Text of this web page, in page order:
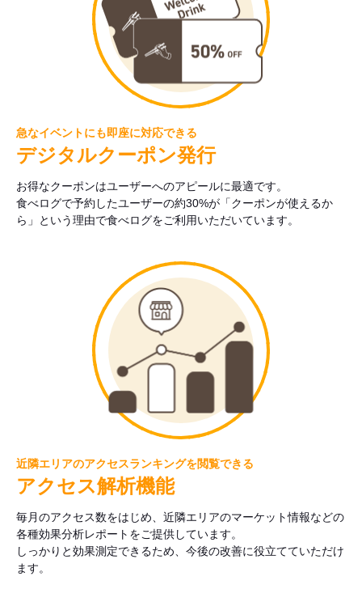
急なイベントにも即座に対応できる
デジタルクーポン発行
お得なクーポンはユーザーへのアピールに最適です。
食べログで予約したユーザーの約30%が「クーポンが使えるか
ら」という理由で食べログをご利用いただいています。
近隣エリアのアクセスランキングを閲覧できる
アクセス解析機能
毎月のアクセス数をはじめ、近隣エリアのマーケット情報などの
各種効果分析レポートをご提供しています。
しっかりと効果測定できるため、今後の改善に役立てていただけ
ます。